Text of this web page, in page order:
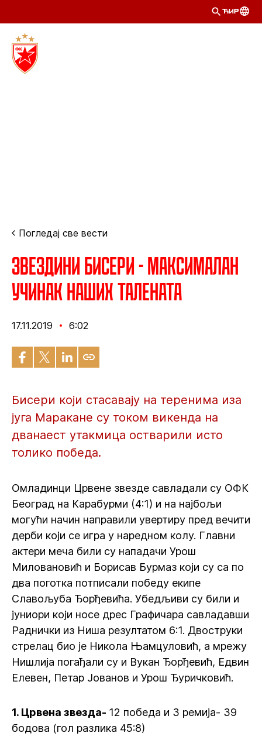
ЋИР
Погледај све вести
Звездини бисери - Максималан
учинак наших талената
17.11.2019 6:02
Бисери који стасавају на теренима иза
југа Маракане су током викенда на
дванаест утакмица остварили исто
толико победа.
Омладинци Црвене звезде савладали су ОФК
Београд на Карабурми (4:1) и на најбољи
могући начин направили увертиру пред вечити
дерби који се игра у наредном колу. Главни
актери меча били су нападачи Урош
Миловановић и Борисав Бурмаз који су са по
два поготка потписали победу екипе
Славољуба Ђорђевића. Убедљиви су били и
јуниори који носе дрес Графичара савладавши
Раднички из Ниша резултатом 6:1. Двоструки
стрелац био је Никола Њамцуловић, а мрежу
Нишлија погађали су и Вукан Ђорђевић, Едвин
Елевен, Петар Јованов и Урош Ђуричковић.
1. Црвена звезда- 12 победа и 3 ремија- 39
бодова (гол разлика 45:8)